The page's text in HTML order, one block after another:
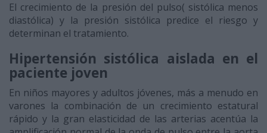
El crecimiento de la presión del pulso( sistólica menos
diastólica) y la presión sistólica predice el riesgo y
determinan el tratamiento.
Hipertensión sistólica aislada en el
paciente joven
En niños mayores y adultos jóvenes, más a menudo en
varones la combinación de un crecimiento estatural
rápido y la gran elasticidad de las arterias acentúa la